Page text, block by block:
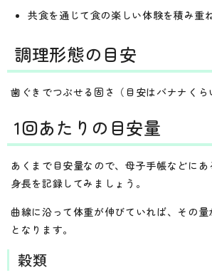
共食を通じて食の楽しい体験を積み重
調理形態の目安
歯ぐきでつぶせる固さ（目安はバナナくら
1回あたりの目安量
あくまで目安量なので、母子手帳などに
身長を記録してみましょう。
曲線に沿って体重が伸びていれば、その
となります。
穀類